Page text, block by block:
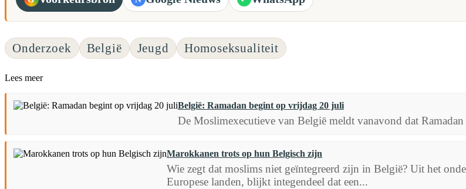
Onderzoek België Jeugd Homoseksualiteit
Lees meer
België: Ramadan begint op vrijdag 20 juli
De Moslimexecutieve van België meldt vanavond dat
Marokkanen trots op hun Belgisch zijn
Wie zegt dat moslims niet geïntegreerd zijn in België? Uit het
Europese landen, blijkt integendeel dat een...